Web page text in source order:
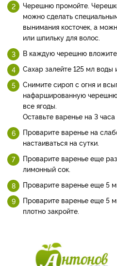
Черешню промойте.
можно сделать
вынимания косточек, а
или шпильку для волос.
В каждую черешню вложите
Сахар залейте 125 мл воды
Снимите сироп с огня и
нафаршированную
все ягоды.
Оставьте варенье на 3 часа
Проварите варенье на
настаиваться на сутки.
Проварите варенье еще
лимонный сок.
Проварите варенье еще 5
Проварите варенье еще 5
плотно закройте.